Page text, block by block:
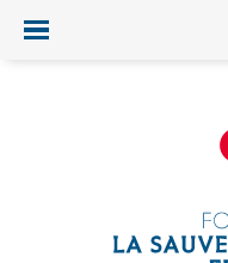
Ouvrir/fermer le menu